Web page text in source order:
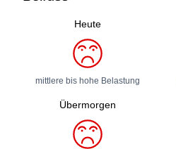
Heute
mittlere bis hohe Belastung
Übermorgen